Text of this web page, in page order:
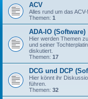
ACV
Alles rund um das
Themen: 1
ADA-IO (Software)
Hier werden Themen
und seiner
diskutiert.
Themen: 17
DCG und DCP
Hier könnt ihr
führen.
Themen: 32